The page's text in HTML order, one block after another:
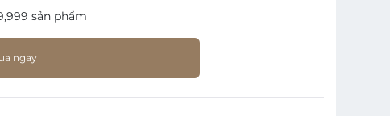
sản phẩm
ngay